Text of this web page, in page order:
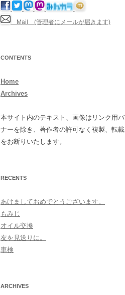
Mail (管理者にメールが届きます)
CONTENTS
Home
Archives
本サイト内のテキスト、画像はリンク用バ
ナーを除き、著作者の許可なく複製、転載
をお断りいたします。
RECENTS
あけましておめでとうございます。
もみじ
オイル交換
友を見送りに。
車検
ARCHIVES